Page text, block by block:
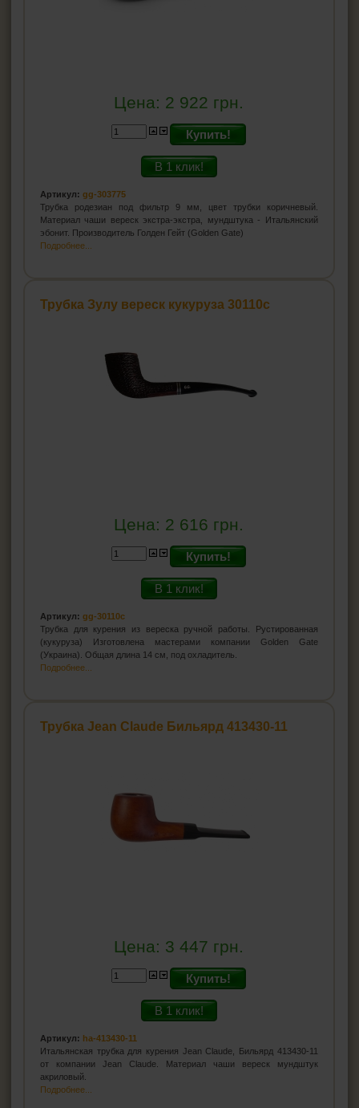
Цена: 2 922 грн.
Купить!
В 1 клик!
Артикул: gg-303775
Трубка родезиан под фильтр 9 мм, цвет трубки коричневый.
Материал чаши вереск экстра-экстра, мундштука - Итальянский
эбонит. Производитель Голден Гейт (Golden Gate)
Подробнее...
Трубка Зулу вереск кукуруза 30110с
Цена: 2 616 грн.
Купить!
В 1 клик!
Артикул: gg-30110с
Трубка для курения из вереска ручной работы. Рустированная
(кукуруза) Изготовлена мастерами компании Golden Gate
(Украина). Общая длина 14 см, под охладитель.
Подробнее...
Трубка Jean Claude Бильярд 413430-11
Цена: 3 447 грн.
Купить!
В 1 клик!
Артикул: ha-413430-11
Итальянская трубка для курения Jean Claude, Бильярд 413430-11
от компании Jean Claude. Материал чаши вереск мундштук
акриловый.
Подробнее...